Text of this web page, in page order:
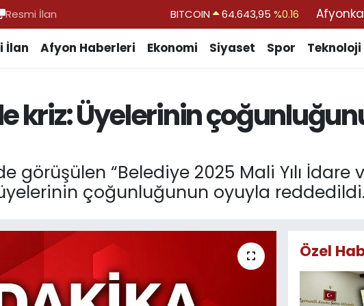
Resmi İlan DOLAR 47,6006%0.06
BİST100
13.799%70
BITCOIN
64.643,95
İlan Afyon Haberleri Ekonomi Siyaset Spor Teknoloji
kriz: Üyelerinin
“Belediye 2025 Mali Yılı İdare
çoğunluğunun oyuyla reddedildi.
Özel